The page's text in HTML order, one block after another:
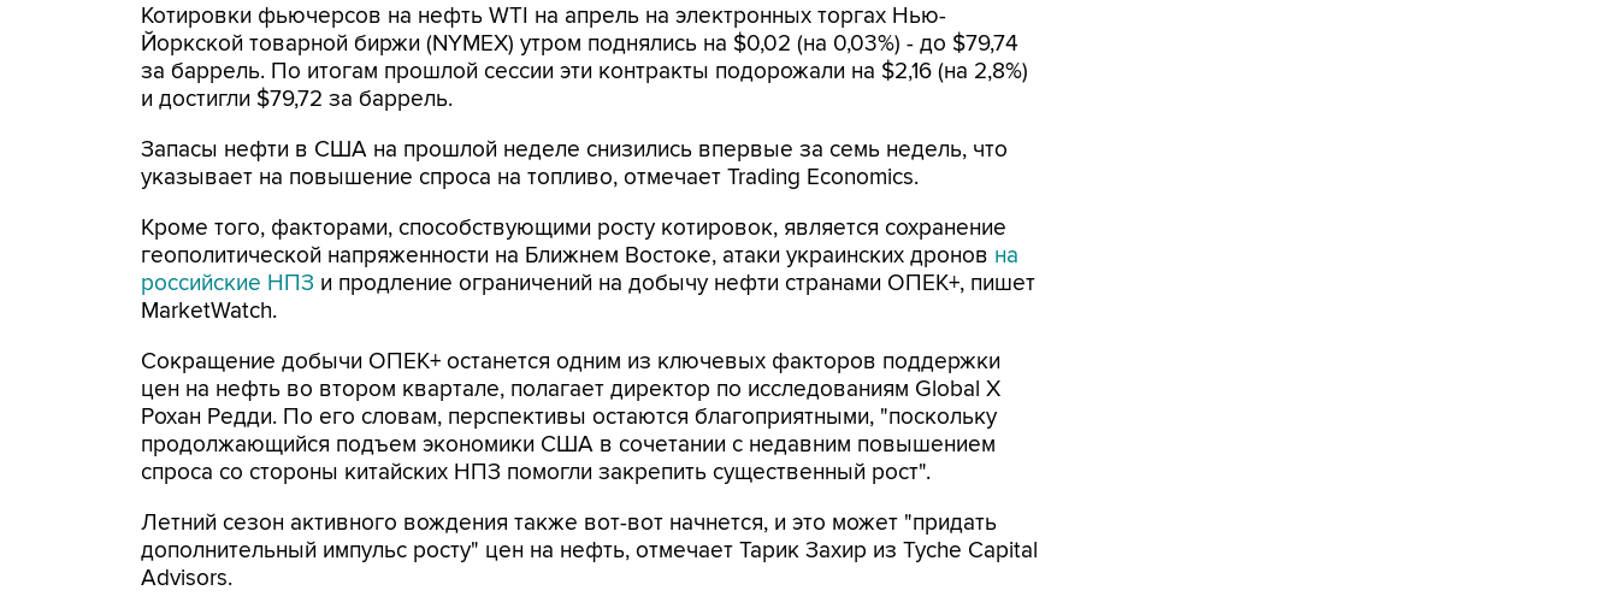
Котировки фьючерсов на нефть WTI на апрель на электронных торгах Нью-
Йоркской товарной биржи (NYMEX) утром поднялись на $0,02 (на 0,03%) - до $79,74
за баррель. По итогам прошлой сессии эти контракты подорожали на $2,16 (на 2,8%)
и достигли $79,72 за баррель.
Запасы нефти в США на прошлой неделе снизились впервые за семь недель, что
указывает на повышение спроса на топливо, отмечает Trading Economics.
Кроме того, факторами, способствующими росту котировок, является сохранение
геополитической напряженности на Ближнем Востоке, атаки украинских дронов на
российские НПЗ и продление ограничений на добычу нефти странами ОПЕК+, пишет
MarketWatch.
Сокращение добычи ОПЕК+ останется одним из ключевых факторов поддержки
цен на нефть во втором квартале, полагает директор по исследованиям Global X
Рохан Редди. По его словам, перспективы остаются благоприятными, "поскольку
продолжающийся подъем экономики США в сочетании с недавним повышением
спроса со стороны китайских НПЗ помогли закрепить существенный рост".
Летний сезон активного вождения также вот-вот начнется, и это может "придать
дополнительный импульс росту" цен на нефть, отмечает Тарик Захир из Tyche Capital
Advisors.